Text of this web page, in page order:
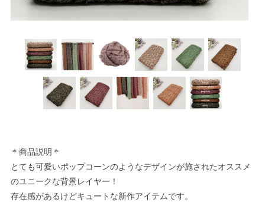
＊商品説明＊
とても可愛いポップコーンのようなデザインが施されたオススメ
のユニークな背景レイヤー！
存在感があるけどキュートな新作アイテムです。